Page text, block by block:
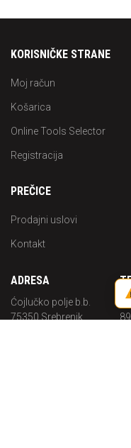
KORISNIČKE STRANE
Moj račun
Košarica
Online Tools Selector
Registracija
PREČICE
Prodajni uslovi
Kontakt
ADRESA
Ćojlučko polje b.b.
75350 Srebrenik